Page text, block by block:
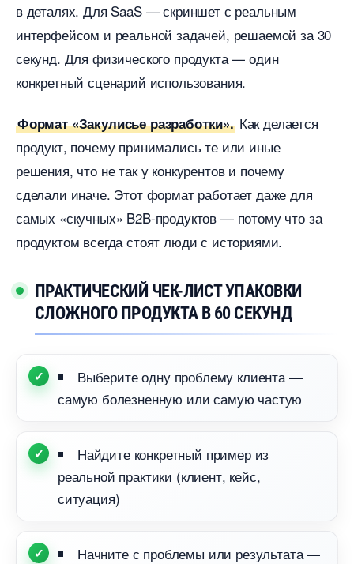
деталях. Для SaaS — скриншет с реальным
интерфейсом и реальной задачей, решаемой за 30
секунд. Для физического продукта — один
конкретный сценарий использования.
Формат «Закулисье разработки».Как делается
продукт, почему принимались те или иные
решения, что не так у конкурентов и почему
сделали иначе. Этот формат работает даже для
самых «скучных» B2B-продуктов — потому что за
продуктом всегда стоят люди с историями.
ПРАКТИЧЕСКИЙ ЧЕК-ЛИСТ УПАКОВКИ
СЛОЖНОГО ПРОДУКТА В 60 СЕКУНД
ыберите одну проблему клиента —
самую болезненную или самую частую
Найдите конкретный пример из
реальной практики (клиент, кейс,
ситуация)
Начните с проблемы или результата —